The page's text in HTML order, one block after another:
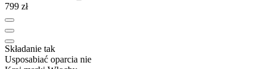
799 zł
Składanie tak
Usposabiać oparcia nie